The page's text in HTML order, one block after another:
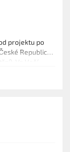
projektu po
Republice.
provádíme